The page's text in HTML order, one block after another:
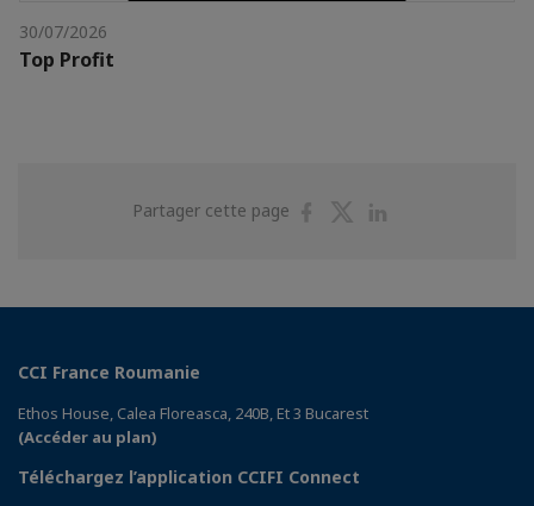
30/07/2026
Top Profit
Partager cette page
PartagerPartager
CCI France Roumanie
Ethos House, Calea Floreasca, 240B, Et 3 Bucarest
(Accéder au plan)
Téléchargez l’application CCIFI Connect